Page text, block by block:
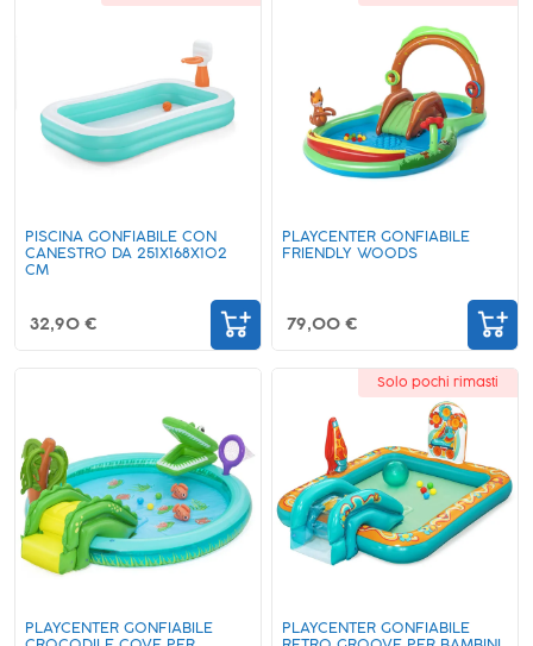
PISCINA GONFIABILE CON
CANESTRO DA 251X168X102
CM
32,90 €
PLAYCENTER GONFIABILE
FRIENDLY WOODS
79,00 €
PLAYCENTER GONFIABILE
Solo pochi rimasti
PLAYCENTER GONFIABILE